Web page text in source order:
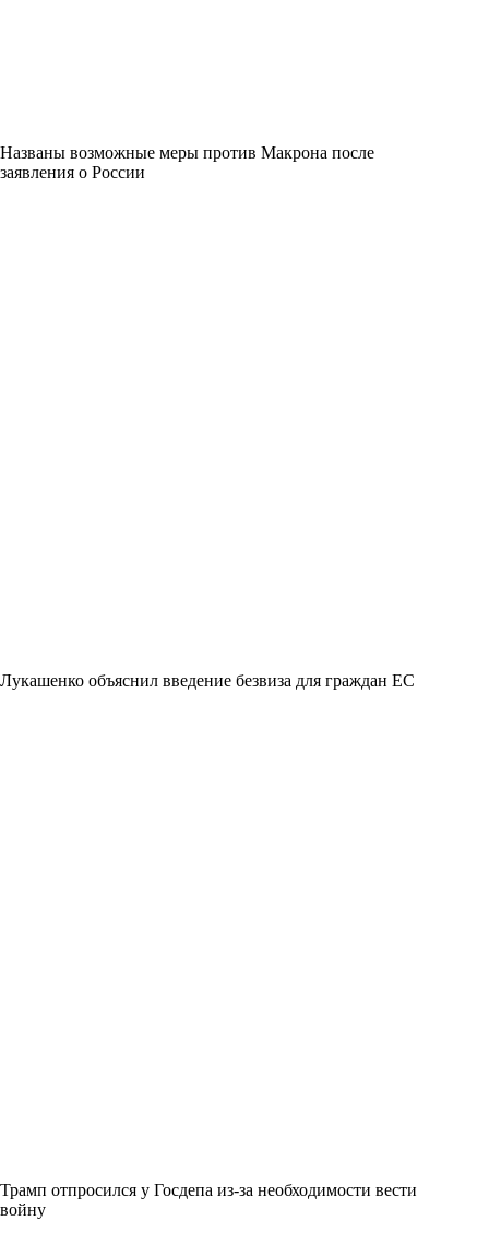
Названы возможные меры против Макрона после
заявления о России
Лукашенко объяснил введение безвиза для граждан ЕС
Трамп отпросился у Госдепа из-за необходимости вести
войну